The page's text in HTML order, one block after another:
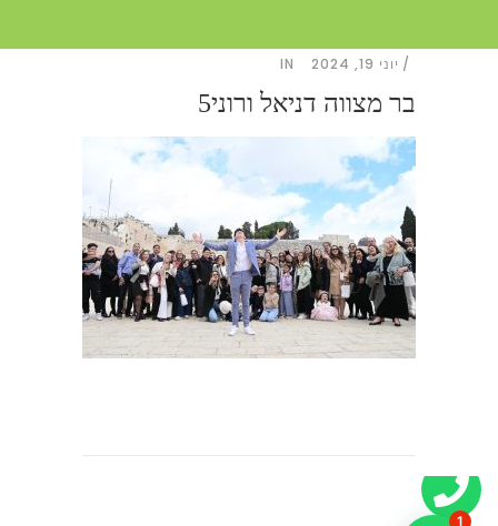
יוני 19, 2024 IN
בר מצווה דניאל ורוני5
1